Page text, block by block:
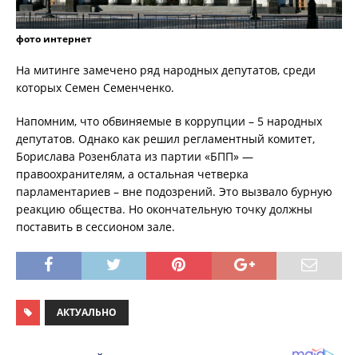
фото интернет
На митинге замечено ряд народных депутатов, среди
которых Семен Семенченко.
Напомним, что обвиняемые в коррупции – 5 народных
депутатов. Однако как решил регламентный комитет,
Борислава Розенблата из партии «БПП» —
правоохранителям, а остальная четверка
парламентариев – вне подозрений. Это вызвало бурную
реакцию общества. Но окончательную точку должны
поставить в сессионом зале.
АКТУАЛЬНО